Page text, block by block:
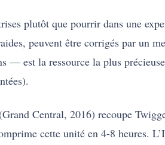
plutôt que pourrir dans une
peuvent être corrigés par un
est la ressource la plus
(Grand Central, 2016) recoupe
cette unité en 4-8 heures.